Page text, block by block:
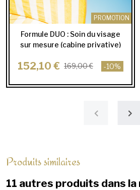
PROMOTION
Formule DUO : Soin du visage
sur mesure (cabine privative)
152,10 € 169,00 € -10%
Produits similaires
11 autres produits dans la